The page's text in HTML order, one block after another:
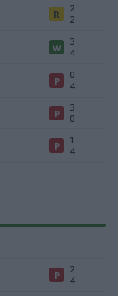
R
2
2
W
3
4
P
0
4
P
3
0
P
1
4
P
2
4